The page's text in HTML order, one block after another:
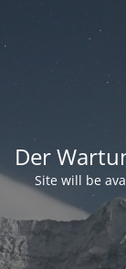
Der
Site will be